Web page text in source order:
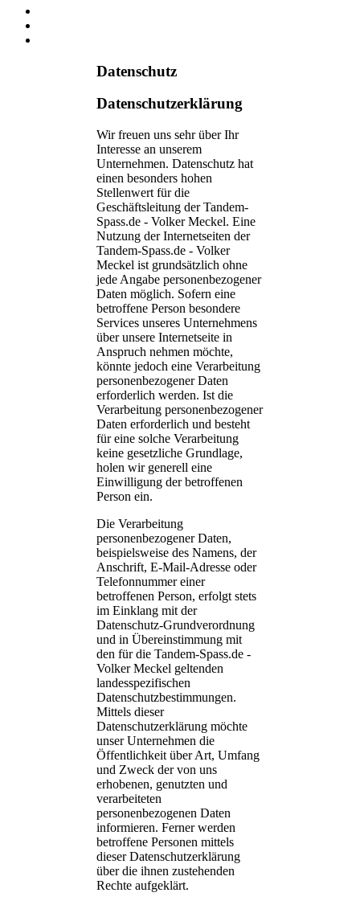
Datenschutz
Datenschutzerklärung
Wir freuen uns sehr über Ihr
Interesse an unserem
Unternehmen. Datenschutz hat
einen besonders hohen
Stellenwert für die
Geschäftsleitung der Tandem-
Spass.de - Volker Meckel. Eine
Nutzung der Internetseiten der
Tandem-Spass.de - Volker
Meckel ist grundsätzlich ohne
jede Angabe personenbezogener
Daten möglich. Sofern eine
betroffene Person besondere
Services unseres Unternehmens
über unsere Internetseite in
Anspruch nehmen möchte,
könnte jedoch eine Verarbeitung
personenbezogener Daten
erforderlich werden. Ist die
Verarbeitung personenbezogener
Daten erforderlich und besteht
für eine solche Verarbeitung
keine gesetzliche Grundlage,
holen wir generell eine
Einwilligung der betroffenen
Person ein.
Die Verarbeitung
personenbezogener Daten,
beispielsweise des Namens, der
Anschrift, E-Mail-Adresse oder
Telefonnummer einer
betroffenen Person, erfolgt stets
im Einklang mit der
Datenschutz-Grundverordnung
und in Übereinstimmung mit
den für die Tandem-Spass.de -
Volker Meckel geltenden
landesspezifischen
Datenschutzbestimmungen.
Mittels dieser
Datenschutzerklärung möchte
unser Unternehmen die
Öffentlichkeit über Art, Umfang
und Zweck der von uns
erhobenen, genutzten und
verarbeiteten
personenbezogenen Daten
informieren. Ferner werden
betroffene Personen mittels
dieser Datenschutzerklärung
über die ihnen zustehenden
Rechte aufgeklärt.